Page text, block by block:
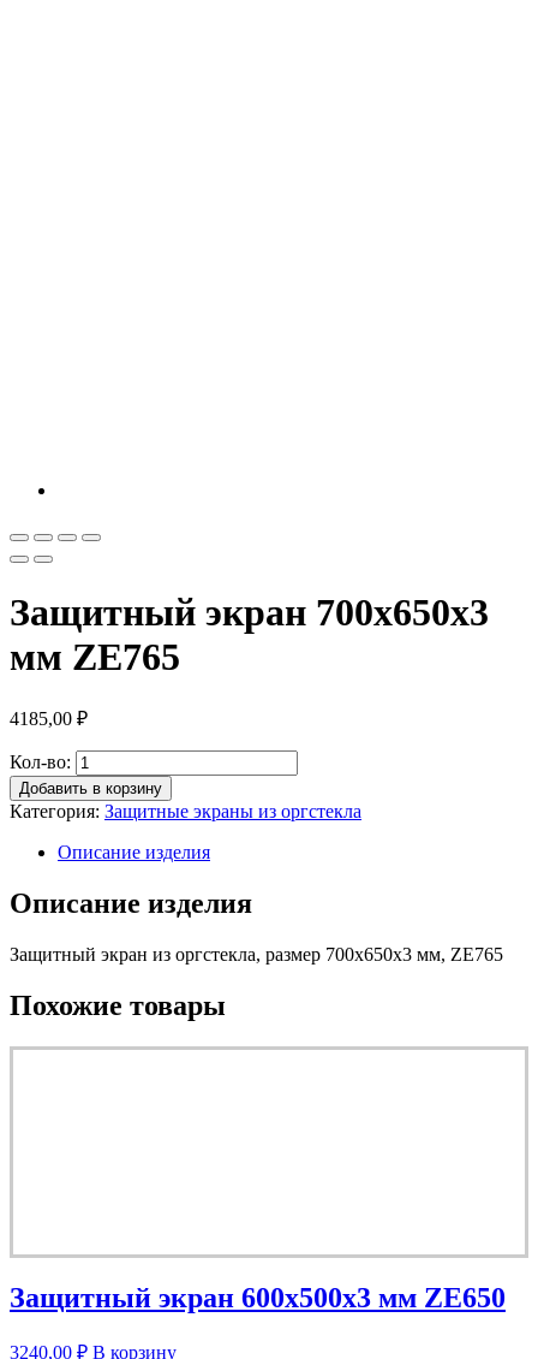
Защитный экран 700х650х3
мм ZE765
4185,00 ₽
Кол-во:
Добавить в корзину
Категория: Защитные экраны из оргстекла
Описание изделия
Описание изделия
Защитный экран из оргстекла, размер 700х650х3 мм, ZE765
Похожие товары
Защитный экран 600х500х3 мм ZE650
3240,00 ₽ В корзину